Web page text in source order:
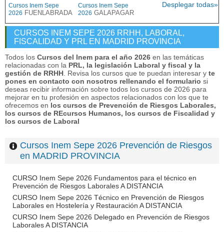
Cursos Inem Sepe
2026 FUENLABRADA
Cursos Inem Sepe
2026 GALAPAGAR
Desplegar todas»
CURSOS INEM SEPE 2026 RRHH, LABORAL,
FISCALIDAD Y PRL EN MADRID PROVINCIA
Todos los Cursos del Inem para el año 2026 en las temáticas
relacionadas con la PRL, la legislación Laboral y fiscal y la
gestión de RRHH . Revisa los cursos que te puedan interesar y te
pones en contacto con nosotros rellenando el formulario si
deseas recibir información sobre todos los cursos de 2026 para
mejorar en tu profesión en aspectos relacionados con los que te
ofrecemos en los cursos de Prevención de Riesgos Laborales,
los cursos de REcursos Humanos, los cursos de Fiscalidad y
los cursos de Laboral
Cursos Inem Sepe 2026 Prevención de Riesgos
en MADRID PROVINCIA
CURSO Inem Sepe 2026 Fundamentos para el técnico en
Prevención de Riesgos Laborales A DISTANCIA
CURSO Inem Sepe 2026 Técnico en Prevención de Riesgos
Laborales en Hostelería y Restauración A DISTANCIA
CURSO Inem Sepe 2026 Delegado en Prevención de Riesgos
Laborales A DISTANCIA